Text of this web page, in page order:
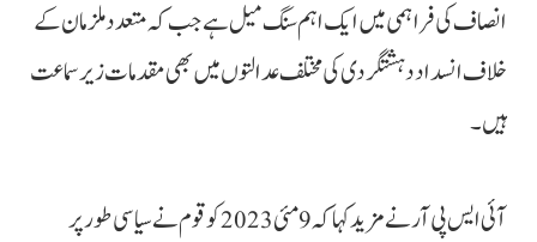
انصاف کی فراہمی میں ایک اہم سنگ میل ہے جب کہ متعدد ملزمان کے
خلاف انسداد دہشتگردی کی مختلف عدالتوں میں بھی مقدمات زیر سماعت
ہیں۔
آئی ایس پی آر نے مزید کہا کہ 9 مئی 2023 کو قوم نے سیاسی طور پر